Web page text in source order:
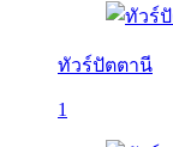
ทัวร์ปัตตานี
1